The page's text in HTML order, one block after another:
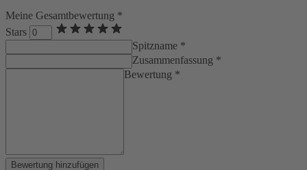
Meine Gesamtbewertung *
Stars
Spitzname *
Zusammenfassung *
Bewertung *
Bewertung hinzufügen